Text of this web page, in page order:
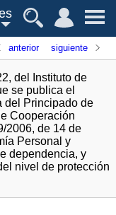
anterior siguiente
del Instituto de
se publica el
del Principado de
Cooperación
2006, de 14 de
Personal y
dependencia, y
nivel de protección